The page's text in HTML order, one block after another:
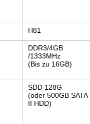
H81
DDR3/4GB
/1333MHz
(Bis zu 16GB)
SDD 128G
(oder 500GB SATA
II HDD)